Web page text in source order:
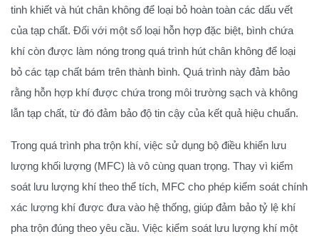
tinh khiết và hút chân không để loại bỏ hoàn toàn các dấu vết
của tạp chất. Đối với một số loại hỗn hợp đặc biệt, bình chứa
khí còn được làm nóng trong quá trình hút chân không để loại
bỏ các tạp chất bám trên thành bình. Quá trình này đảm bảo
rằng hỗn hợp khí được chứa trong môi trường sạch và không
lẫn tạp chất, từ đó đảm bảo độ tin cậy của kết quả hiệu chuẩn.
Trong quá trình pha trộn khí, việc sử dụng bộ điều khiển lưu
lượng khối lượng (MFC) là vô cùng quan trọng. Thay vì kiểm
soát lưu lượng khí theo thể tích, MFC cho phép kiểm soát chính
xác lượng khí được đưa vào hệ thống, giúp đảm bảo tỷ lệ khí
pha trộn đúng theo yêu cầu. Việc kiểm soát lưu lượng khí một